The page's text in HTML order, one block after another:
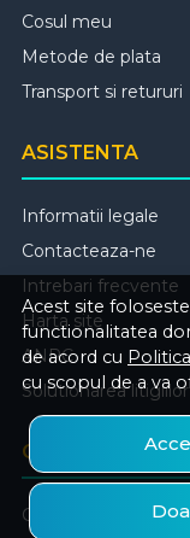
Acest site
functionalitatea
de acord cu
cu scopul de a va
Cosul meu
Metode de plata
Transport si retururi
ASISTENTA
Informatii legale
Contacteaza-ne
Intrebari frecvente
Harta site
ANPC
Solutionarea litigiilor
CONT CLIENT
Contul meu